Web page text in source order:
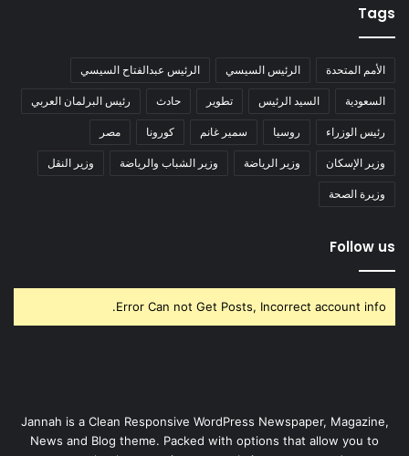
Tags
الأمم المتحدة الرئيس السيسي الرئيس عبدالفتاح السيسي
السعودية السيد الرئيس تطوير حادث رئيس البرلمان العربي
رئيس الوزراء روسيا سمير غانم كورونا مصر
وزير الإسكان وزير الرياضة وزير الشباب والرياضة وزير النقل
وزيرة الصحة
Follow us
Error Can not Get Posts, Incorrect account info.
Jannah is a Clean Responsive WordPress Newspaper, Magazine,
News and Blog theme. Packed with options that allow you to